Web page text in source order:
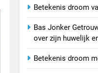
Betekenis droom
Bas Jonker
over zijn huwelijk
Betekenis droom